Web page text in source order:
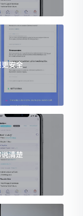
安全
清楚